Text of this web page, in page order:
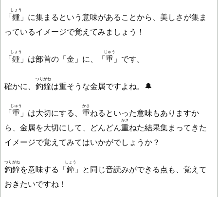
「鍾
しょう
」に集まるという意味があることから、美しさが集ま
っているイメージで覚えてみましょう！
「鍾
しょう
」は部首の「金」に、「重
じゅう
」です。
確かに、 釣鐘
つりがね
は重そうな金属ですよね。🔔
「重
じゅう
」は大切にする、 重
かさ
ねるといった意味もありますか
ら、金属を大切にして、どんどん重
かさ
ねた結果集まってきた
イメージで覚えてみてはいかがでしょうか？
釣鐘
つりがね
を意味する「鐘
しょう
」と同じ音読みができる点も、覚えて
おきたいですね！